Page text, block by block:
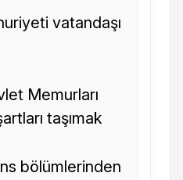
vatandaşı
Memurları
taşımak
bölümlerinden